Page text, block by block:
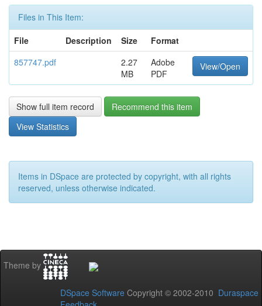
Files in This Item:
File
Description Size
Format
857747.pdf
2.27
MB
Adobe
PDF
View/Open
Show full item record
Recommend this item
View Statistics
Items in DSpace are protected by copyright, with all rights
reserved, unless otherwise indicated.
Theme by
DSpace Software Copyright © 2002-2010 Duraspace